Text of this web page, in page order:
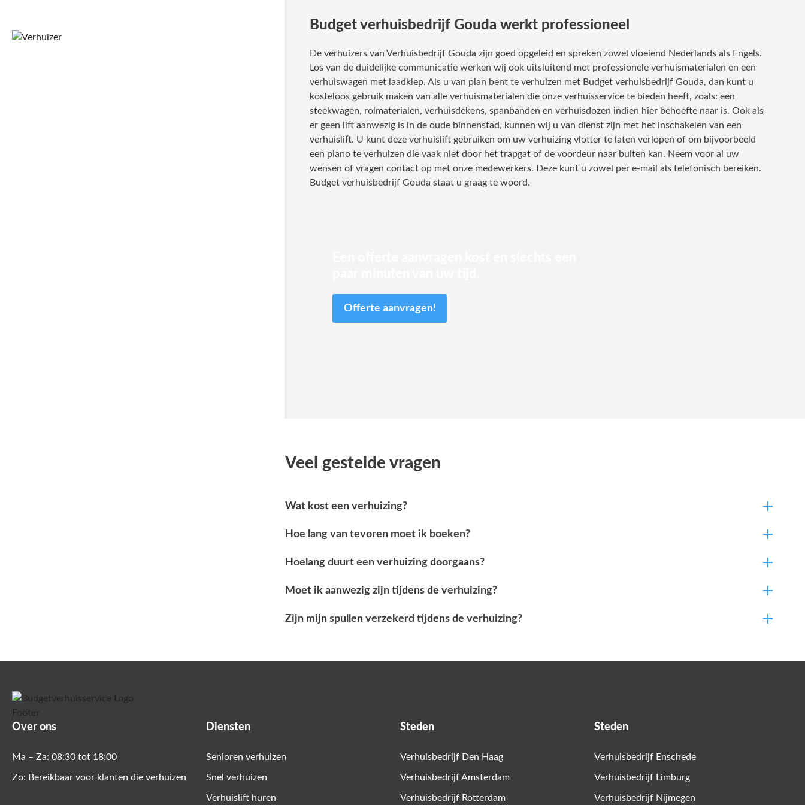
Budget verhuisbedrijf Gouda werkt professioneel
De verhuizers van Verhuisbedrijf Gouda zijn goed opgeleid en spreken zowel vloeiend Nederlands als Engels.
Los van de duidelijke communicatie werken wij ook uitsluitend met professionele verhuismaterialen en een
verhuiswagen met laadklep. Als u van plan bent te verhuizen met Budget verhuisbedrijf Gouda, dan kunt u
kosteloos gebruik maken van alle verhuismaterialen die onze verhuisservice te bieden heeft, zoals: een
steekwagen, rolmaterialen, verhuisdekens, spanbanden en verhuisdozen indien hier behoefte naar is. Ook als
er geen lift aanwezig is in de oude binnenstad, kunnen wij u van dienst zijn met het inschakelen van een
verhuislift. U kunt deze verhuislift gebruiken om uw verhuizing vlotter te laten verlopen of om bijvoorbeeld
een piano te verhuizen die vaak niet door het trapgat of de voordeur naar buiten kan. Neem voor al uw
wensen of vragen contact op met onze medewerkers. Deze kunt u zowel per e-mail als telefonisch bereiken.
Budget verhuisbedrijf Gouda staat u graag te woord.
Offerte aanvragen!
Veel gestelde vragen
Wat kost een verhuizing?
Hoe lang van tevoren moet ik boeken?
Hoelang duurt een verhuizing doorgaans?
Moet ik aanwezig zijn tijdens de verhuizing?
Zijn mijn spullen verzekerd tijdens de verhuizing?
Over ons
Ma – Za: 08:30 tot 18:00
Zo: Bereikbaar voor klanten die verhuizen
Diensten
Senioren verhuizen
Snel verhuizen
Verhuislift huren
Steden
Verhuisbedrijf Den Haag
Verhuisbedrijf Amsterdam
Verhuisbedrijf Rotterdam
Steden
Verhuisbedrijf Enschede
Verhuisbedrijf Limburg
Verhuisbedrijf Nijmegen